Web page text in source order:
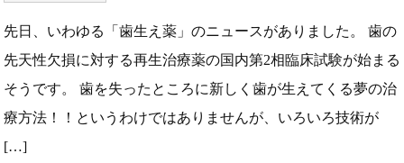
先日、いわゆる「歯生え薬」のニュースがありました。 歯の
先天性欠損に対する再生治療薬の国内第2相臨床試験が始まる
そうです。 歯を失ったところに新しく歯が生えてくる夢の治
療方法！！というわけではありませんが、いろいろ技術が
[…]